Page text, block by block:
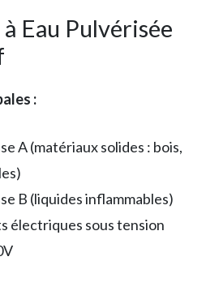
Eau Pulvérisée
:
A (matériaux solides : bois,
B (liquides inflammables)
électriques sous tension